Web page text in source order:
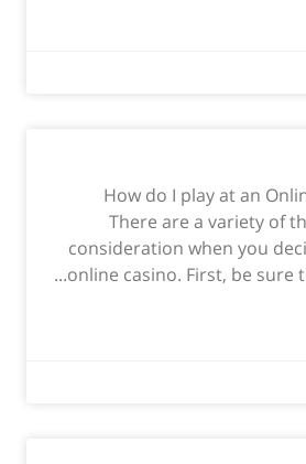
How do I play at an
There are a variety of
consideration when you
online casino. First, be sure